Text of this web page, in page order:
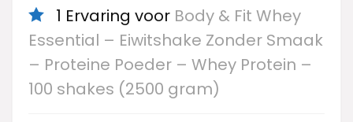
1 Ervaring voor Body & Fit Whey
Essential – Eiwitshake Zonder Smaak
– Proteine Poeder – Whey Protein –
100 shakes (2500 gram)